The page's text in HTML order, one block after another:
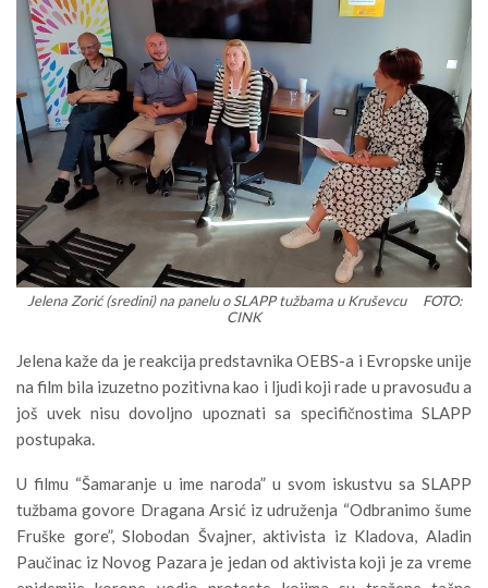
Jelena Zorić (sredini) na panelu o SLAPP tužbama u Kruševcu FOTO:
CINK
Jelena kaže da je reakcija predstavnika OEBS-a i Evropske unije
na film bila izuzetno pozitivna kao i ljudi koji rade u pravosuđu a
još uvek nisu dovoljno upoznati sa specifičnostima SLAPP
postupaka.
U filmu “Šamaranje u ime naroda” u svom iskustvu sa SLAPP
tužbama govore Dragana Arsić iz udruženja “Odbranimo šume
Fruške gore”, Slobodan Švajner, aktivista iz Kladova, Aladin
Paučinac iz Novog Pazara je jedan od aktivista koji je za vreme